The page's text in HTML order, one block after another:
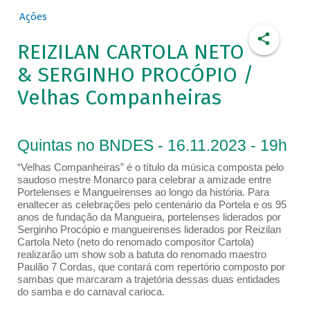
Ações
REIZILAN CARTOLA NETO
& SERGINHO PROCÓPIO /
Velhas Companheiras
Quintas no BNDES - 16.11.2023 - 19h
“Velhas Companheiras” é o título da música composta pelo
saudoso mestre Monarco para celebrar a amizade entre
Portelenses e Mangueirenses ao longo da história. Para
enaltecer as celebrações pelo centenário da Portela e os 95
anos de fundação da Mangueira, portelenses liderados por
Serginho Procópio e mangueirenses liderados por Reizilan
Cartola Neto (neto do renomado compositor Cartola)
realizarão um show sob a batuta do renomado maestro
Paulão 7 Cordas, que contará com repertório composto por
sambas que marcaram a trajetória dessas duas entidades
do samba e do carnaval carioca.